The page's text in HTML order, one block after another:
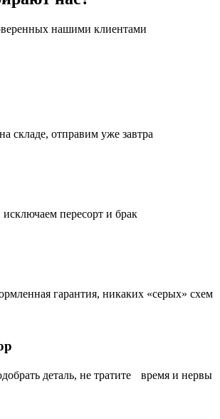
нашими клиентами
складе, отправим уже завтра
пересорт и брак
гарантия, никаких «серых» схем
деталь, не тратите время и нервы